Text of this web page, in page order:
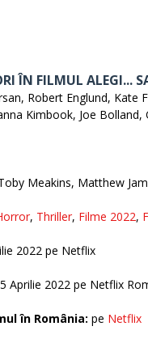
ÎN FILMUL ALEGI...
Robert Englund, Kate
Kimbook, Joe Bolland,
Meakins, Matthew
, Thriller, Filme 2022,
2022 pe Netflix
Aprilie 2022 pe Netflix
în România: pe Netflix